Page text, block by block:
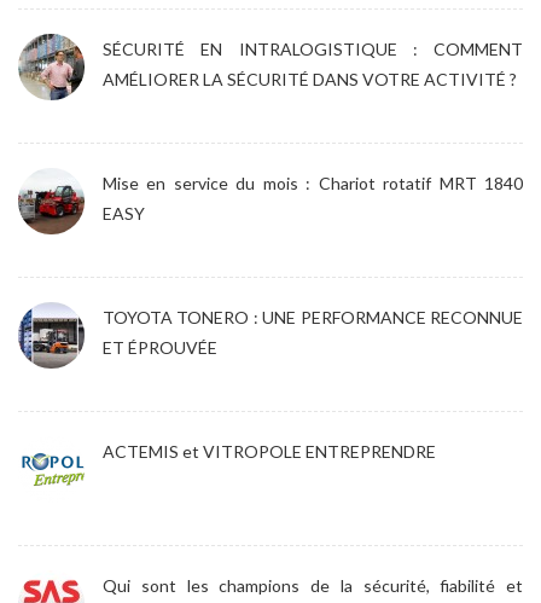
SÉCURITÉ EN INTRALOGISTIQUE : COMMENT
AMÉLIORER LA SÉCURITÉ DANS VOTRE ACTIVITÉ ?
Mise en service du mois : Chariot rotatif MRT 1840
EASY
TOYOTA TONERO : UNE PERFORMANCE RECONNUE
ET ÉPROUVÉE
ACTEMIS et VITROPOLE ENTREPRENDRE
Qui sont les champions de la sécurité, fiabilité et